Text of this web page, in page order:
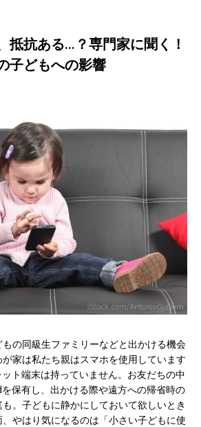
抵抗ある...？専門家に聞く！
子どもへの影響
の同級生ファミリーなどと出かける機会
家は私たち親はスマホを使用しています
ト端末は持っていません。お友だちの中
保有し、出かける際や遠方への帰省時の
。子どもに静かにしておいて欲しいとき
やはり気になるのは「小さい子どもに使